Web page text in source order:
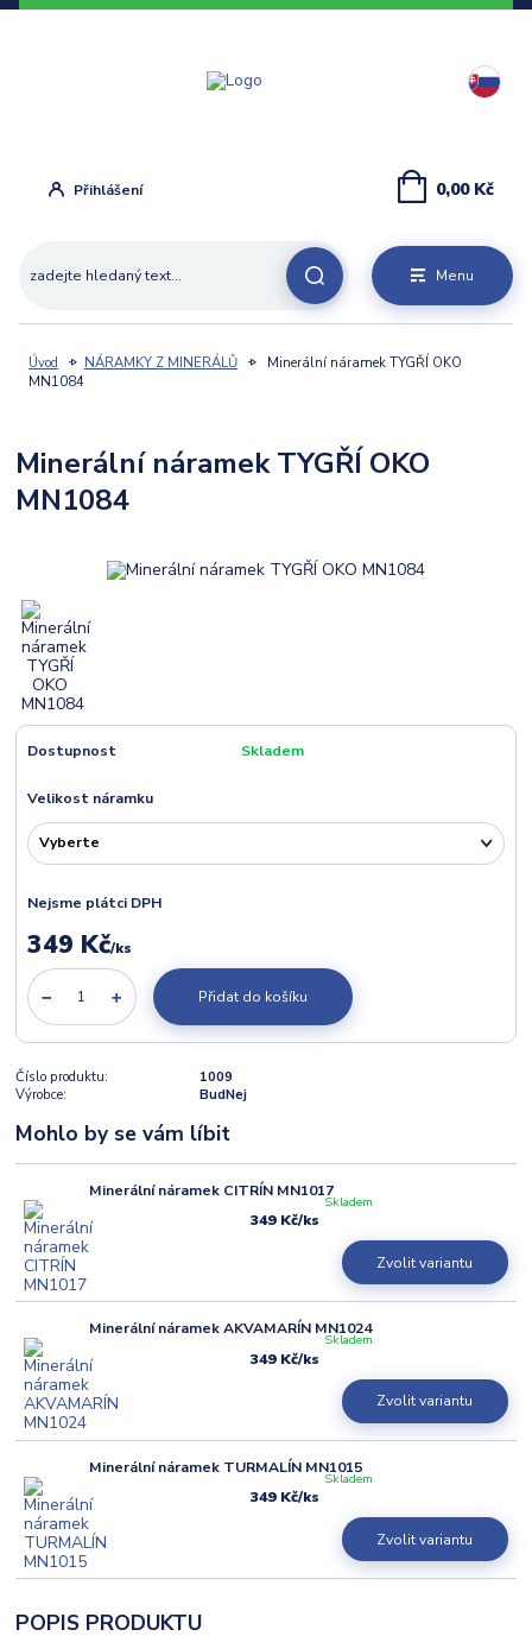
Menu
Přihlášení 0,00 Kč
Úvod NÁRAMKY Z MINERÁLŮ
Minerální náramek TYGŘÍ OKO
MN1084
Minerální náramek TYGŘÍ OKO
MN1084
Dostupnost Skladem
Velikost náramku
Nejsme plátci DPH
349 Kč/ks
Přidat do košíku
Číslo produktu:
1009
Výrobce:
BudNej
Mohlo by se vám líbit
Minerální náramek CITRÍN MN1017
349 Kč/ks
Skladem
Zvolit variantu
Minerální náramek AKVAMARÍN MN1024
349 Kč/ks
Skladem
Zvolit variantu
Minerální náramek TURMALÍN MN1015
349 Kč/ks
Skladem
Zvolit variantu
POPIS PRODUKTU